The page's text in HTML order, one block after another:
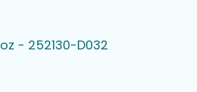
- 252130-D032